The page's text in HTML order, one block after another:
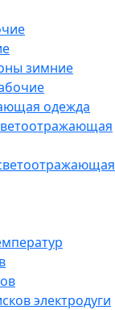
зимние
одежда
электродуги